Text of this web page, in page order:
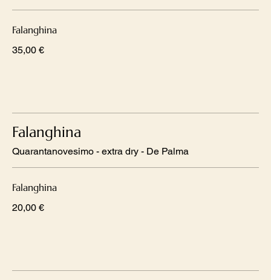
Falanghina
35,00 €
Falanghina
Quarantanovesimo - extra dry - De Palma
Falanghina
20,00 €